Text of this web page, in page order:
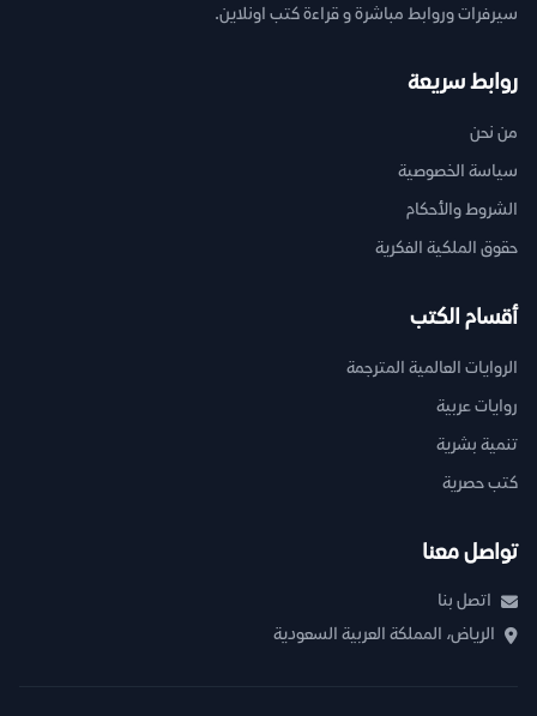
سيرفرات وروابط مباشرة و قراءة كتب اونلاين.
روابط سريعة
من نحن
سياسة الخصوصية
الشروط والأحكام
حقوق الملكية الفكرية
أقسام الكتب
الروايات العالمية المترجمة
روايات عربية
تنمية بشرية
كتب حصرية
تواصل معنا
اتصل بنا
الرياض، المملكة العربية السعودية